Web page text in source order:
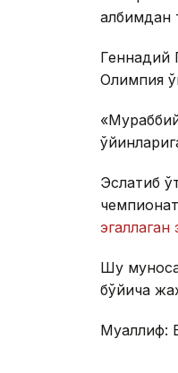
Геннадий
Олимпия
Эслатиб
эгаллаган
Шу
бўйича
Муаллиф: